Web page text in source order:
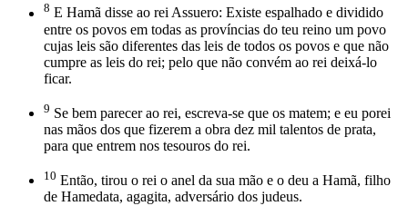
8 E Hamã disse ao rei Assuero: Existe espalhado e dividido
entre os povos em todas as províncias do teu reino um povo
cujas leis são diferentes das leis de todos os povos e que não
cumpre as leis do rei; pelo que não convém ao rei deixá-lo
ficar.
9 Se bem parecer ao rei, escreva-se que os matem; e eu porei
nas mãos dos que fizerem a obra dez mil talentos de prata,
para que entrem nos tesouros do rei.
10 Então, tirou o rei o anel da sua mão e o deu a Hamã, filho
de Hamedata, agagita, adversário dos judeus.